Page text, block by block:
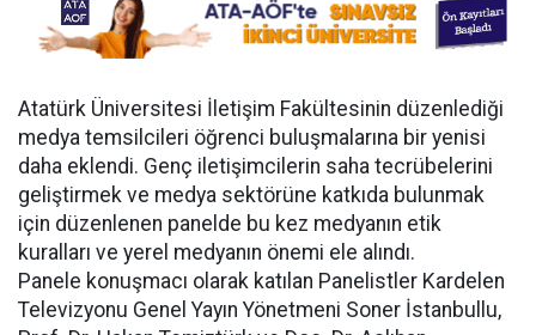
Atatürk Üniversitesi İletişim Fakültesinin düzenlediği
medya temsilcileri öğrenci buluşmalarına bir yenisi
daha eklendi. Genç iletişimcilerin saha tecrübelerini
geliştirmek ve medya sektörüne katkıda bulunmak
için düzenlenen panelde bu kez medyanın etik
kuralları ve yerel medyanın önemi ele alındı.
Panele konuşmacı olarak katılan Panelistler Kardelen
Televizyonu Genel Yayın Yönetmeni Soner İstanbullu,